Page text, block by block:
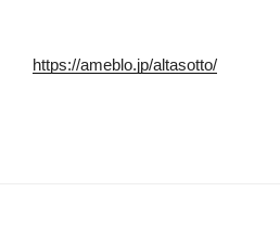
https://ameblo.jp/altasotto/